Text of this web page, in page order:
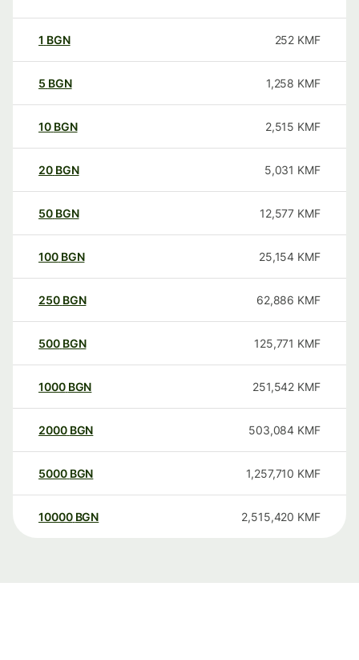
1 BGN 252 KMF
5 BGN 1,258 KMF
10 BGN 2,515 KMF
20 BGN 5,031 KMF
50 BGN 12,577 KMF
100 BGN 25,154 KMF
250 BGN 62,886 KMF
500 BGN 125,771 KMF
1000 BGN 251,542 KMF
2000 BGN 503,084 KMF
5000 BGN 1,257,710 KMF
10000 BGN 2,515,420 KMF